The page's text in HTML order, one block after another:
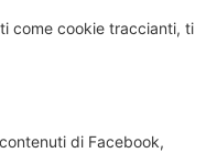
come cookie traccianti, ti
di Facebook,